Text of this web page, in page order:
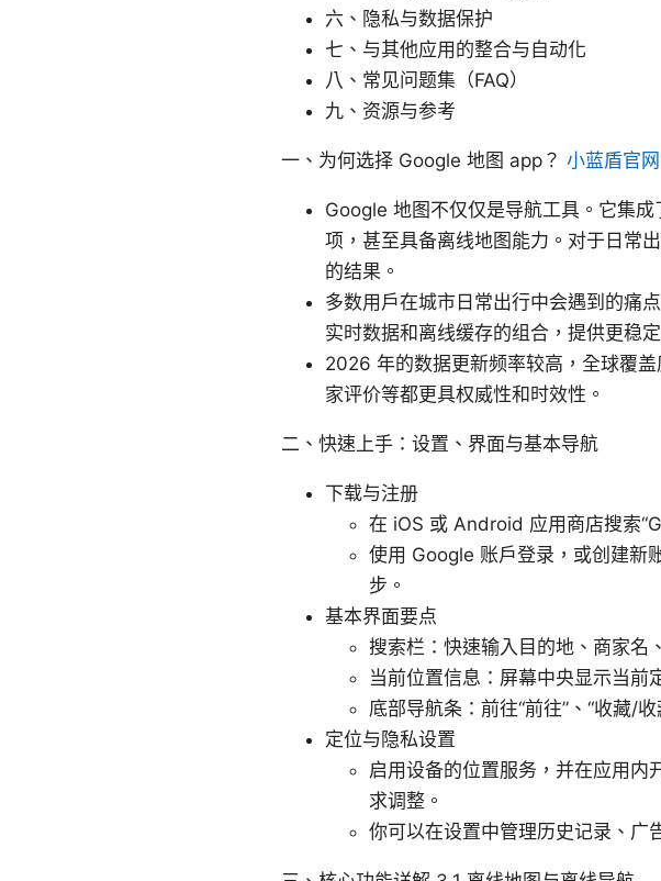
六、隐私与数据保护
七、与其他应用的整合与自动化
八、常见问题集（FAQ）
九、资源与参考
一、为何选择 Google 地图 app？ 小蓝盾官
Google 地图不仅仅是导航工具。它集
项，甚至具备离线地图能力。对于日常
的结果。
多数用户在城市日常出行中会遇到的痛
实时数据和离线缓存的组合，提供更稳
2026 年的数据更新频率较高，全球覆
家评价等都更具权威性和时效性。
二、快速上手：设置、界面与基本导航
下载与注册
在 iOS 或 Android 应用商店搜索
使用 Google 账户登录，或创建新
步。
基本界面要点
搜索栏：快速输入目的地、商家名
当前位置信息：屏幕中央显示当前
底部导航条：前往“前往”、“收藏/
定位与隐私设置
启用设备的位置服务，并在应用内
求调整。
你可以在设置中管理历史记录、广